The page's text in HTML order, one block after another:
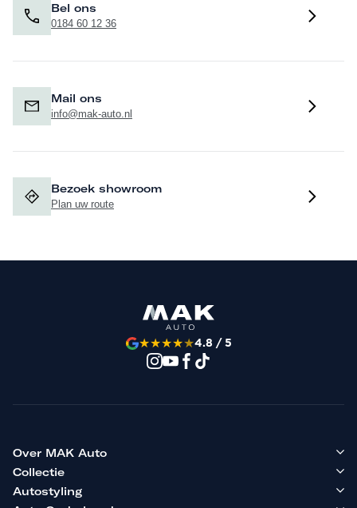
Bel ons
0184 60 12 36
Mail ons
info@mak-auto.nl
Bezoek showroom
Plan uw route
★★★★★4.8 / 5
Over MAK Auto
Collectie
Autostyling